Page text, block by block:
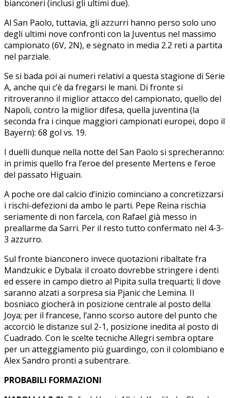
bianconeri (inclusi gli ultimi due).
Al San Paolo, tuttavia, gli azzurri hanno perso solo uno
degli ultimi nove confronti con la Juventus nel massimo
campionato (6V, 2N), e segnato in media 2.2 reti a partita
nel parziale.
Se si bada poi ai numeri relativi a questa stagione di Serie
A, anche qui c’è da fregarsi le mani. Di fronte si
ritroveranno il miglior attacco del campionato, quello del
Napoli, contro la miglior difesa, quella juventina (la
seconda fra i cinque maggiori campionati europei, dopo il
Bayern): 68 gol vs. 19.
I duelli dunque nella notte del San Paolo si sprecheranno:
in primis quello fra l’eroe del presente Mertens e l’eroe
del passato Higuain.
A poche ore dal calcio d’inizio cominciano a concretizzarsi
i rischi-defezioni da ambo le parti. Pepe Reina rischia
seriamente di non farcela, con Rafael già messo in
preallarme da Sarri. Per il resto tutto confermato nel 4-3-
3 azzurro.
Sul fronte bianconero invece quotazioni ribaltate fra
Mandzukic e Dybala: il croato dovrebbe stringere i denti
ed essere in campo dietro al Pipita sulla trequarti; lì dove
saranno alzati a sorpresa sia Pjanic che Lemina. Il
bosniaco giocherà in posizione centrale al posto della
Joya; per il francese, l’anno scorso autore del punto che
accorciò le distanze sul 2-1, posizione inedita al posto di
Cuadrado. Con le scelte tecniche Allegri sembra optare
per un atteggiamento più guardingo, con il colombiano e
Alex Sandro pronti a subentrare.
PROBABILI FORMAZIONI